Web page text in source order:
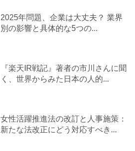
2025年問題、企業は大丈夫？ 業界
別の影響と具体的な5つの...
『楽天IR戦記』著者の市川さんに聞
く、世界からみた日本の人的...
女性活躍推進法の改訂と人事施策：
新たな法改正にどう対応すべき...